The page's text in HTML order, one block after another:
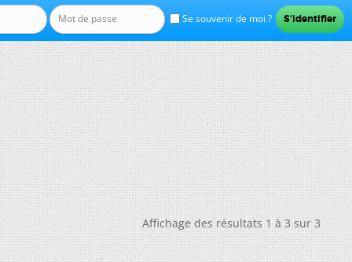
Se souvenir de moi ?
Affichage des résultats 1 à 3 sur 3